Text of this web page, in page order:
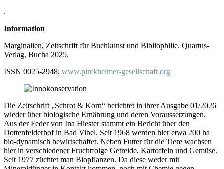
.
Information
Marginalien, Zeitschrift für Buchkunst und Bibliophilie. Quartus-
Verlag, Bucha 2025.
ISSN 0025-2948; www.pirckheimer-gesellschaft.org
Die Zeitschrift „Schrot & Korn“ berichtet in ihrer Ausgabe 01/2026
wieder über biologische Ernährung und deren Voraussetzungen.
Aus der Feder von Ina Hiester stammt ein Bericht über den
Dottenfelderhof in Bad Vibel. Seit 1968 werden hier etwa 200 ha
bio-dynamisch bewirtschaftet. Neben Futter für die Tiere wachsen
hier in verschiedener Fruchtfolge Getreide, Kartoffeln und Gemüse.
Seit 1977 züchtet man Biopflanzen. Da diese weder mit